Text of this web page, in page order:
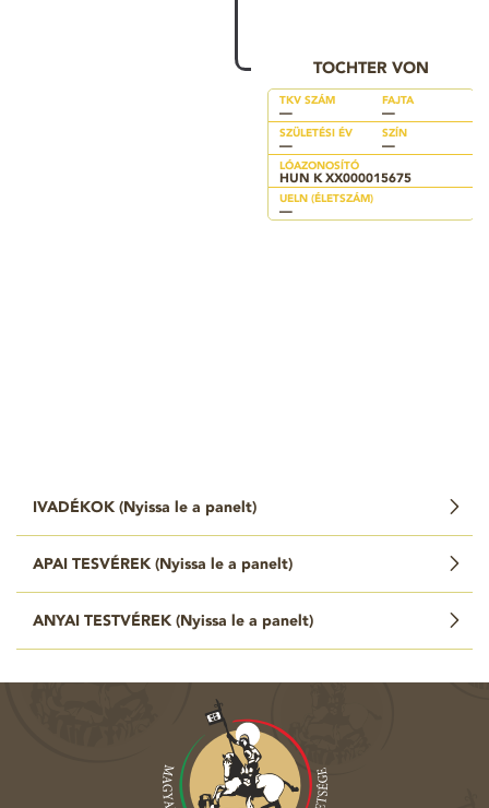
TOCHTER VON
TKV SZÁM
—
FAJTA
—
SZÜLETÉSI ÉV
—
SZÍN
—
LÓAZONOSÍTÓ
HUN K XX000015675
UELN (ÉLETSZÁM)
—
IVADÉKOK ( Nyissa le a panelt)
APAI TESVÉREK ( Nyissa le a panelt)
ANYAI TESTVÉREK ( Nyissa le a panelt)